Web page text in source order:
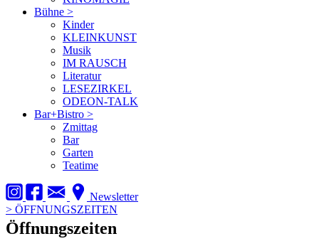
Bühne >
Kinder
KLEINKUNST
Musik
IM RAUSCH
Literatur
LESEZIRKEL
ODEON-TALK
Bar+Bistro >
Zmittag
Bar
Garten
Teatime
Newsletter
> ÖFFNUNGSZEITEN
Öffnungszeiten